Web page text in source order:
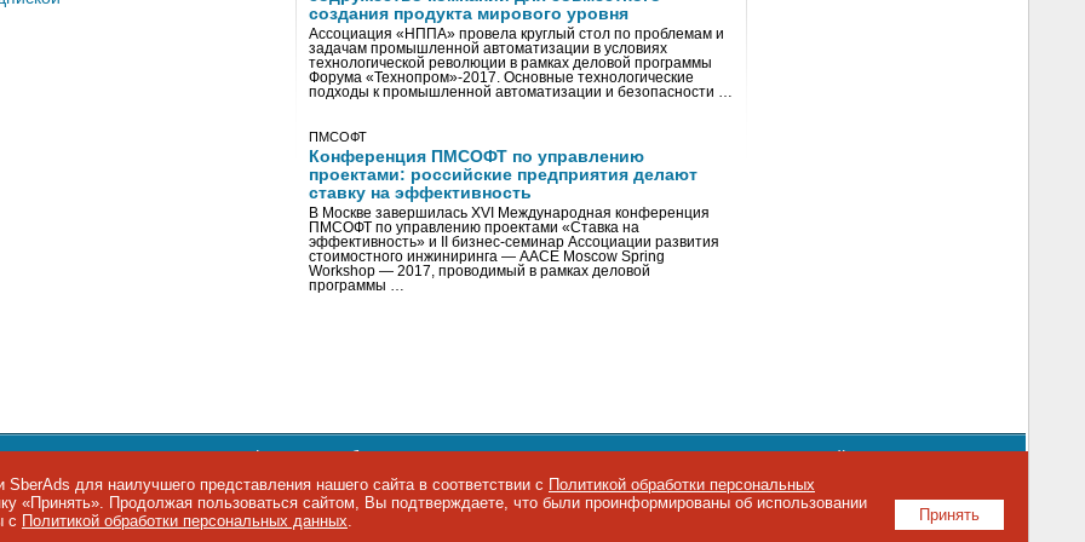
создания продукта мирового уровня
Ассоциация «НППА» провела круглый стол по проблемам и
задачам промышленной автоматизации в условиях
технологической революции в рамках деловой программы
Форума «Технопром»-2017. Основные технологические
подходы к промышленной автоматизации и безопасности …
ПМСОФТ
Конференция ПМСОФТ по управлению
проектами: российские предприятия делают
ставку на эффективность
В Москве завершилась XVI Международная конференция
ПМСОФТ по управлению проектами «Ставка на
эффективность» и II бизнес-семинар Ассоциации развития
стоимостного инжиниринга — AACE Moscow Spring
Workshop — 2017, проводимый в рамках деловой
программы …
персональных данных,информация об авторских правах и порядке использования материалов сайта
+7 495 974-22-60. Факс: +7 495 974-22-63. E-mail:
siteeditor@iemag.ru
IT-рынка Принять
для наилучшего представления нашего сайта в соответствии с Политикой обработки персональных
«Принять». Продолжая пользоваться сайтом, Вы подтверждаете, что были проинформированы об использовании
с Политикой обработки персональных данных.